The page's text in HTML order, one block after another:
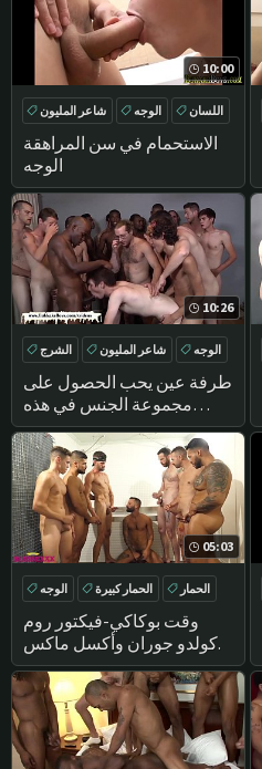
10:00
الاستحمام في سن المراهقة
الوجه
شاعر المليون الوجه
اللسان
BUKKAKE
10:26
طرفة عين يحب الحصول على
مجموعة الجنس في هذه
الدورة القذف الجماعي
الشرج شاعر المليون
الوجه
تحول جنسي
05:03
وقت بوكاكي-فيكتور روم
وكولدو جوران وأكسل ماكس
وهنغ فالنسيا وأوليفر هانت
وديفيد بول ودان جراي
الوجه الحمار كبيرة
الحمار